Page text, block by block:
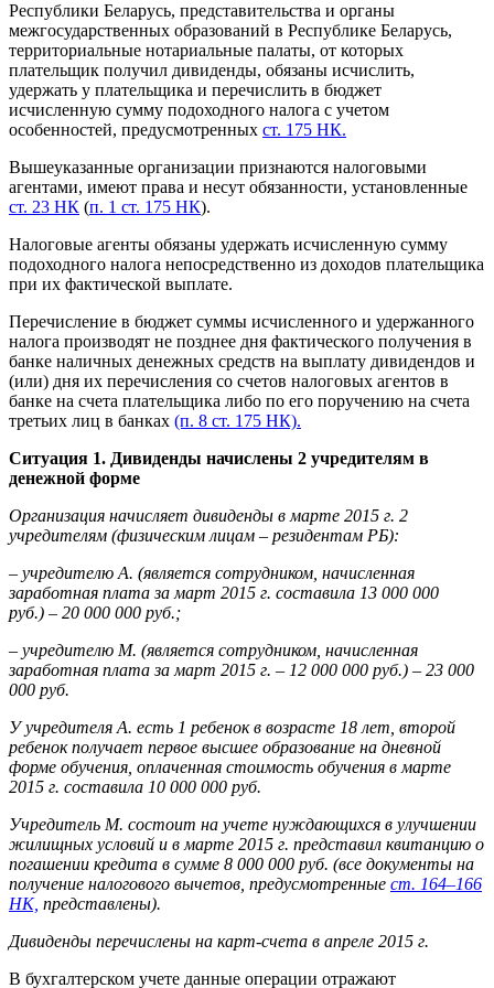
Республики Беларусь, представительства и органы
межгосударственных образований в Республике Беларусь,
территориальные нотариальные палаты, от которых
плательщик получил дивиденды, обязаны исчислить,
удержать у плательщика и перечислить в бюджет
исчисленную сумму подоходного налога с учетом
особенностей, предусмотренных ст. 175 НК.
Вышеуказанные организации признаются налоговыми
агентами, имеют права и несут обязанности, установленные
ст. 23 НК (п. 1 ст. 175 НК).
Налоговые агенты обязаны удержать исчисленную сумму
подоходного налога непосредственно из доходов плательщика
при их фактической выплате.
Перечисление в бюджет суммы исчисленного и удержанного
налога производят не позднее дня фактического получения в
банке наличных денежных средств на выплату дивидендов и
(или) дня их перечисления со счетов налоговых агентов в
банке на счета плательщика либо по его поручению на счета
третьих лиц в банках (п. 8 ст. 175 НК).
Ситуация 1. Дивиденды начислены 2 учредителям в
денежной форме
Организация начисляет дивиденды в марте 2015 г. 2
учредителям (физическим лицам – резидентам РБ):
– учредителю А. (является сотрудником, начисленная
заработная плата за март 2015 г. составила 13 000 000
руб.) – 20 000 000 руб.;
– учредителю М. (является сотрудником, начисленная
заработная плата за март 2015 г. – 12 000 000 руб.) – 23 000
000 руб.
У учредителя А. есть 1 ребенок в возрасте 18 лет, второй
ребенок получает первое высшее образование на дневной
форме обучения, оплаченная стоимость обучения в марте
2015 г. составила 10 000 000 руб.
Учредитель М. состоит на учете нуждающихся в улучшении
жилищных условий и в марте 2015 г. представил квитанцию о
погашении кредита в сумме 8 000 000 руб. (все документы на
получение налогового вычетов, предусмотренные ст. 164–166
НК, представлены).
Дивиденды перечислены на карт-счета в апреле 2015 г.
В бухгалтерском учете данные операции отражают